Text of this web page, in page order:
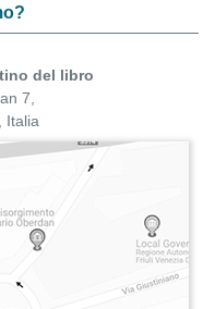
del libro
7,
Italia